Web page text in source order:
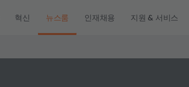
혁신 뉴스룸 인재채용 지원 & 서비스